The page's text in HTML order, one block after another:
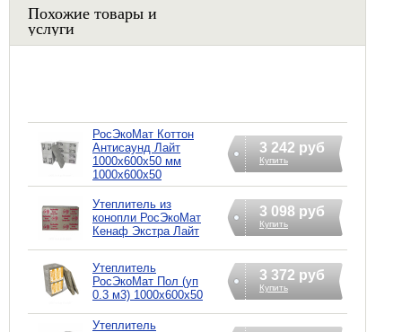
Похожие товары и
услуги
РосЭкоМат Коттон
Антисаунд Лайт
1000х600х50 мм
1000х600х50
3 242 руб
Купить
Утеплитель из
конопли РосЭкоМат
Кенаф Экстра Лайт
3 098 руб
Купить
Утеплитель
РосЭкоМат Пол (уп
0.3 м3) 1000х600х50
3 372 руб
Купить
Утеплитель